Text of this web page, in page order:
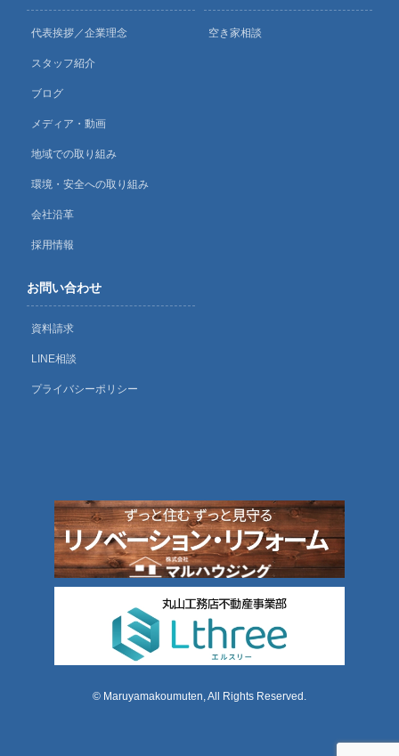
代表挨拶／企業理念
スタッフ紹介
ブログ
メディア・動画
地域での取り組み
環境・安全への取り組み
会社沿革
採用情報
空き家相談
お問い合わせ
資料請求
LINE相談
プライバシーポリシー
© Maruyamakoumuten, All Rights Reserved.